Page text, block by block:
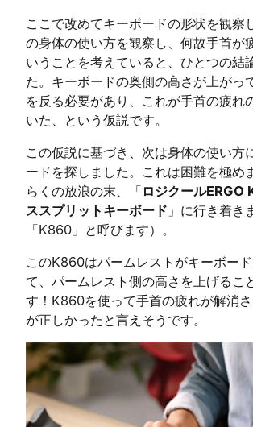
ここで改めてキーボードの形状を観察
の身体の使い方を観察し、何故手首が
いうことを考えていると、ひとつの結
た。キーボードの奥側の高さが上がっ
を反る必要があり、これが手首の疲れ
いた、という仮説です。
この仮説に基づき、次は身体の使い方
ードを探しました。これは困難を極め
らくの放浪の末、「 ロジクールERGO
ススプリットキーボード 」に行き着き
「K860」と呼びます）。
このK860はパームレストがキーボー
て、パームレスト側の高さを上げるこ
す！K860を使って手首の疲れが解消
が正しかったと言えそうです。